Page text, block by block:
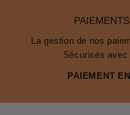
La gestion de nos
Sécurisés avec
PAIEMENT